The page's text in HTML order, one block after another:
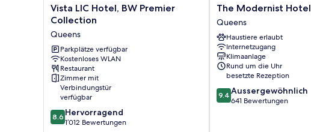
Vista
LIC
BW
Premier
Collection
Queens
Vista LIC Hotel, BW Premier
Collection
Queens
Parkplätze verfügbar
Kostenloses WLAN
Restaurant
Zimmer mit
Verbindungstür
verfügbar
8.6
von
8.6 Hervorragend
1’012 Bewertungen
The
Modernist
Hotel
Queens
The Modernist Hotel
Queens
Haustiere erlaubt
Internetzugang
Klimaanlage
Rund um die Uhr
besetzte Rezeption
9.4
von
9.4 Aussergewöhnlich
641 Bewertungen